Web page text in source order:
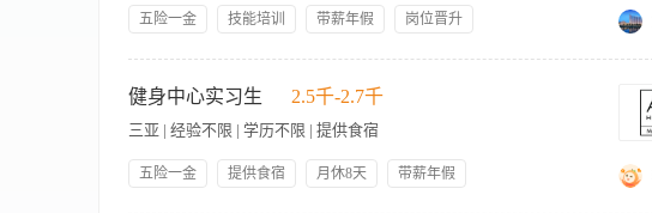
员或客户的各项收费帐单，及时、准确地为会员或客户的结帐并根据其合理要求
求： 1.性格开朗、头脑灵活、工作踏实，具有较强的服务意识、推销意识和责任
的基本知识和服务技能。 3.能按服务工作规范和质量标准独立进行工作。
五险一金 技能培训 带薪年假
岗位晋升
3、负责做好各类健身设施设备的检查、保养、报修工作，正确使用健身设施设
确保宾客安全。 5、热情快捷地为宾客提供饮料服务时，并认真做好饮料记帐工
健身服务和健身器材的使用，保养知识，了解卫生保健知识。 3、熟悉健身房的基
健身中心实习生 2.5千-2.7千
三亚 | 经验不限 | 学历不限 | 提供食宿
五险一金 提供食宿 月休8天
带薪年假